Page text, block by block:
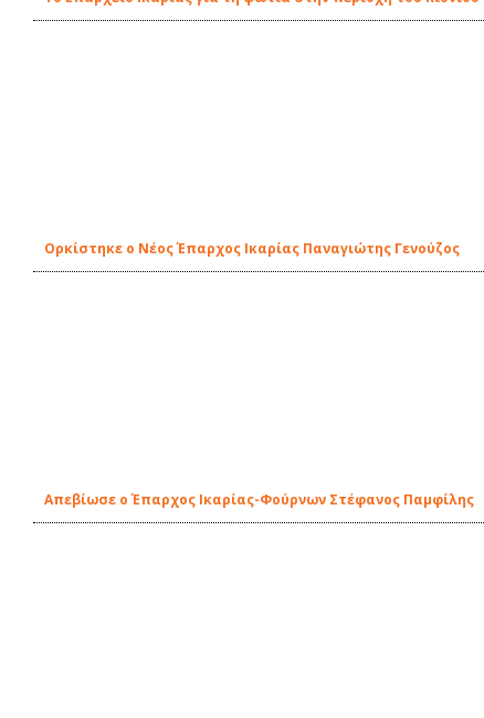
Ορκίστηκε ο Νέος Έπαρχος Ικαρίας Παναγιώτης Γενούζος
Απεβίωσε ο Έπαρχος Ικαρίας-Φούρνων Στέφανος Παμφίλης